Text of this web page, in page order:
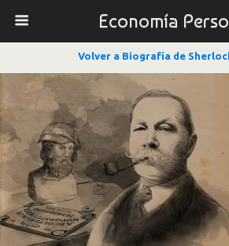
Economía
Volver a Biografía de